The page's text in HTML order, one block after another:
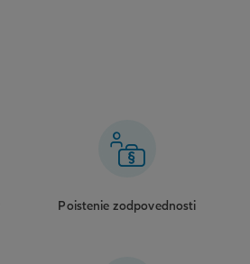
Poistenie zodpovednosti